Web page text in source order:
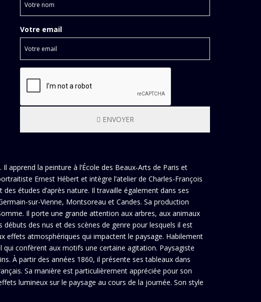
Votre email
ENVOYER
la peinture à l’École des Beaux-Arts de Paris et
Ernest Hébert et intègre l’atelier de Charles-François
études d’après nature. Il travaille également dans ses
sur-Vienne, Montsoreau et Candes. Sa production
Il porte une grande attention aux arbres, aux animaux
des nus et des scènes de genre pour lesquels il est
effets atmosphériques qui impactent le paysage. Habilement
confèrent aux motifs une certaine agitation. Paysagiste
À partir des années 1860, il présente ses tableaux dans
Sa manière est particulièrement appréciée pour son
lumineux sur le paysage au cours de la journée. Son style